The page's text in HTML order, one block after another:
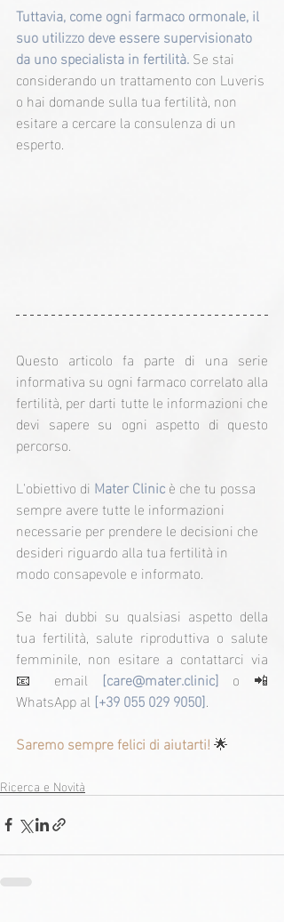
Tuttavia, come ogni farmaco ormonale, il
suo utilizzo deve essere supervisionato
da uno specialista in fertilità. Se stai
considerando un trattamento con Luveris
o hai domande sulla tua fertilità, non
esitare a cercare la consulenza di un
esperto.
Questo articolo fa parte di una serie
informativa su ogni farmaco correlato alla
fertilità, per darti tutte le informazioni che
devi sapere su ogni aspetto di questo
percorso.
L'obiettivo di Mater Clinic è che tu possa
sempre avere tutte le informazioni
necessarie per prendere le decisioni che
desideri riguardo alla tua fertilità in
modo consapevole e informato.
Se hai dubbi su qualsiasi aspetto della
tua fertilità, salute riproduttiva o salute
femminile, non esitare a contattarci via
📧 email [care@mater.clinic] o 📲
WhatsApp al [+39 055 029 9050].
Saremo sempre felici di aiutarti! 🌟
Ricerca e Novità